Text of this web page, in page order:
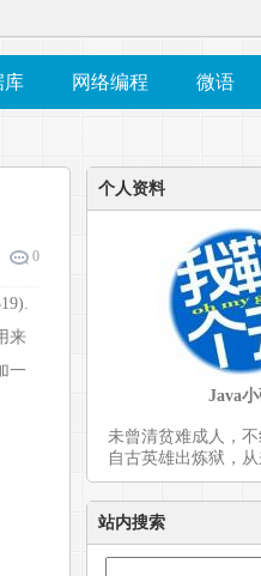
库 网络编程 微语
0
来
一
个人资料
Java
未曾清贫难成人，不
自古英雄出炼狱，从
站内搜索